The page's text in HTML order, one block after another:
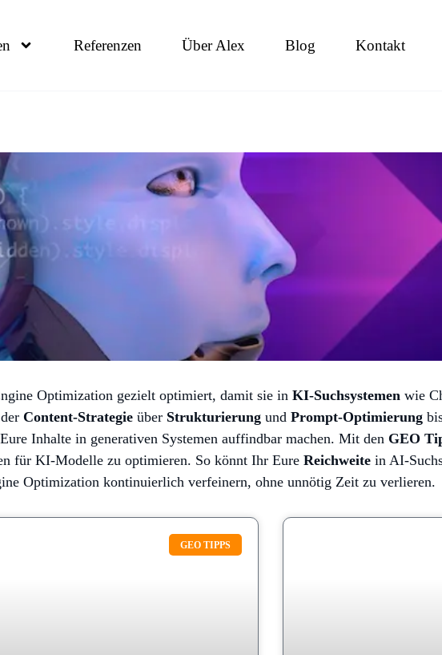
Referenzen Über Alex Blog Kontakt
Optimization gezielt optimiert, damit sie in KI-Suchsystemen wie
Content-Strategie über Strukturierung und Prompt-Optimierung
Inhalte in generativen Systemen auffindbar machen. Mit den GEO
für KI-Modelle zu optimieren. So könnt Ihr Eure Reichweite in AI-
Optimization kontinuierlich verfeinern, ohne unnötig Zeit zu verlieren.
GEO TIPPS